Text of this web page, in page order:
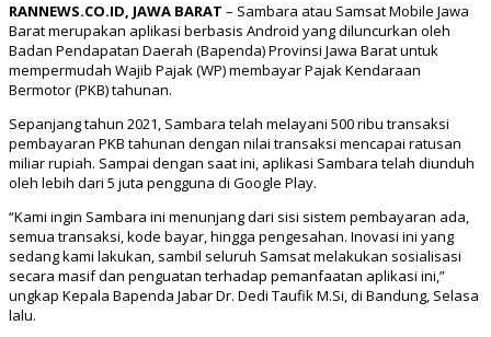
RANNEWS.CO.ID, JAWA BARAT – Sambara atau Samsat Mobile Jawa
Barat merupakan aplikasi berbasis Android yang diluncurkan oleh
Badan Pendapatan Daerah (Bapenda) Provinsi Jawa Barat untuk
mempermudah Wajib Pajak (WP) membayar Pajak Kendaraan
Bermotor (PKB) tahunan.
Sepanjang tahun 2021, Sambara telah melayani 500 ribu transaksi
pembayaran PKB tahunan dengan nilai transaksi mencapai ratusan
miliar rupiah. Sampai dengan saat ini, aplikasi Sambara telah diunduh
oleh lebih dari 5 juta pengguna di Google Play.
“Kami ingin Sambara ini menunjang dari sisi sistem pembayaran ada,
semua transaksi, kode bayar, hingga pengesahan. Inovasi ini yang
sedang kami lakukan, sambil seluruh Samsat melakukan sosialisasi
secara masif dan penguatan terhadap pemanfaatan aplikasi ini,”
ungkap Kepala Bapenda Jabar Dr. Dedi Taufik M.Si, di Bandung, Selasa
lalu.